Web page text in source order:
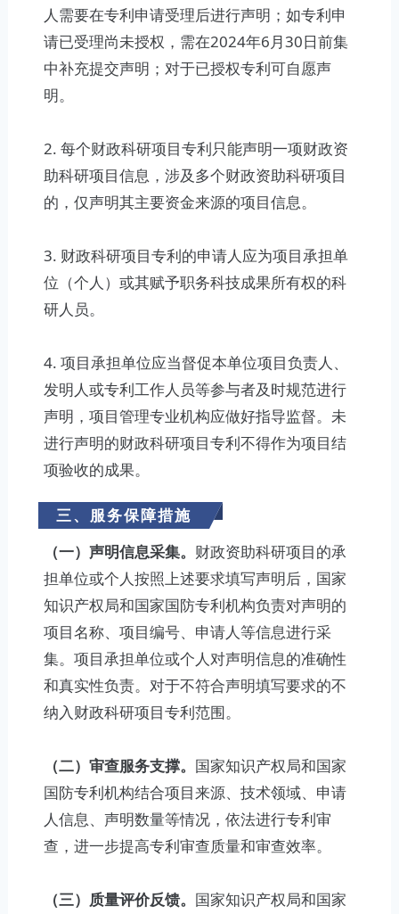
人需要在专利申请受理后进行声明；如专利申
请已受理尚未授权，需在2024年6月30日前集
中补充提交声明；对于已授权专利可自愿声
明。
2. 每个财政科研项目专利只能声明一项财政资
助科研项目信息，涉及多个财政资助科研项目
的，仅声明其主要资金来源的项目信息。
3. 财政科研项目专利的申请人应为项目承担单
位（个人）或其赋予职务科技成果所有权的科
研人员。
4. 项目承担单位应当督促本单位项目负责人、
发明人或专利工作人员等参与者及时规范进行
声明，项目管理专业机构应做好指导监督。未
进行声明的财政科研项目专利不得作为项目结
项验收的成果。
三、服务保障措施
（一）声明信息采集。 财政资助科研项目的承
担单位或个人按照上述要求填写声明后，国家
知识产权局和国家国防专利机构负责对声明的
项目名称、项目编号、申请人等信息进行采
集。项目承担单位或个人对声明信息的准确性
和真实性负责。对于不符合声明填写要求的不
纳入财政科研项目专利范围。
（二）审查服务支撑。 国家知识产权局和国家
国防专利机构结合项目来源、技术领域、申请
人信息、声明数量等情况，依法进行专利审
查，进一步提高专利审查质量和审查效率。
（三）质量评价反馈。 国家知识产权局和国家